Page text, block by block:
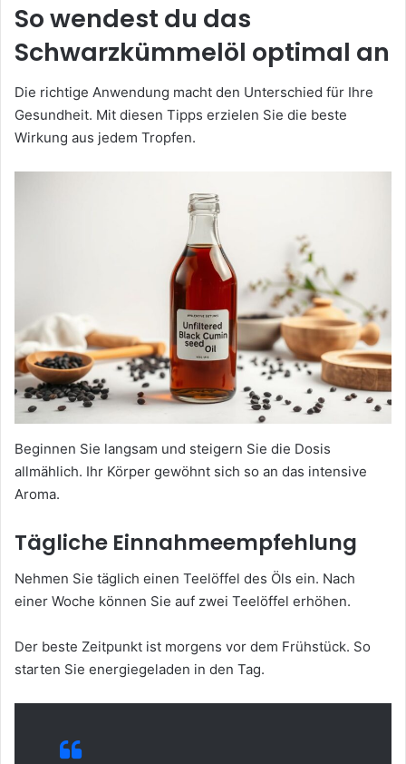
So wendest du das
Schwarzkümmelöl optimal an
Die richtige Anwendung macht den Unterschied für Ihre
Gesundheit. Mit diesen Tipps erzielen Sie die beste
Wirkung aus jedem Tropfen.
Beginnen Sie langsam und steigern Sie die Dosis
allmählich. Ihr Körper gewöhnt sich so an das intensive
Aroma.
Tägliche Einnahmeempfehlung
Nehmen Sie täglich einen Teelöffel des Öls ein. Nach
einer Woche können Sie auf zwei Teelöffel erhöhen.
Der beste Zeitpunkt ist morgens vor dem Frühstück. So
starten Sie energiegeladen in den Tag.